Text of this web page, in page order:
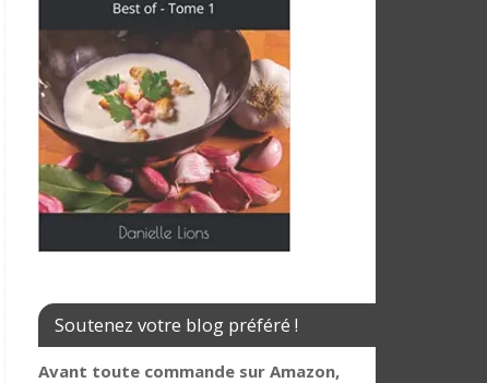
Soutenez votre blog préféré !
Avant toute commande sur Amazon,